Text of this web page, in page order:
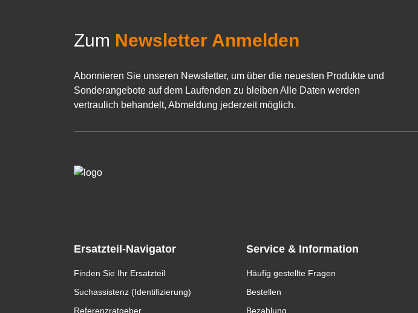
Zum Newsletter Anmelden
Abonnieren Sie unseren Newsletter, um über die neuesten Produkte und
Sonderangebote auf dem Laufenden zu bleiben Alle Daten werden
vertraulich behandelt, Abmeldung jederzeit möglich.
Ersatzteil-Navigator
Finden Sie Ihr Ersatzteil
Suchassistenz (Identifizierung)
Referenzratgeber
Service & Information
Häufig gestellte Fragen
Bestellen
Bezahlung